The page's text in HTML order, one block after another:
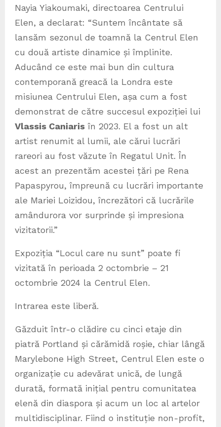
Nayia Yiakoumaki, directoarea Centrului
Elen, a declarat: “Suntem încântate să
lansăm sezonul de toamnă la Centrul Elen
cu două artiste dinamice și împlinite.
Aducând ce este mai bun din cultura
contemporană greacă la Londra este
misiunea Centrului Elen, așa cum a fost
demonstrat de către succesul expoziției lui
Vlassis Caniaris în 2023. El a fost un alt
artist renumit al lumii, ale cărui lucrări
rareori au fost văzute în Regatul Unit. În
acest an prezentăm acestei țări pe Rena
Papaspyrou, împreună cu lucrări importante
ale Mariei Loizidou, încrezători că lucrările
amândurora vor surprinde și impresiona
vizitatorii.”
Expoziția “Locul care nu sunt” poate fi
vizitată în perioada 2 octombrie – 21
octombrie 2024 la Centrul Elen.
Intrarea este liberă.
Găzduit într-o clădire cu cinci etaje din
piatră Portland și cărămidă roșie, chiar lângă
Marylebone High Street, Centrul Elen este o
organizație cu adevărat unică, de lungă
durată, formată inițial pentru comunitatea
elenă din diaspora și acum un loc al artelor
multidisciplinar. Fiind o instituție non-profit,